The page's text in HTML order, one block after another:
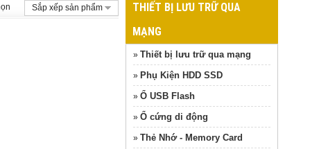
Sắp xếp sản phẩm
THIẾT BỊ LƯU TRỮ QUA
MẠNG
» Thiết bị lưu trữ qua mạng
» Phụ Kiện HDD SSD
» Ổ USB Flash
» Ổ cứng di động
» Thẻ Nhớ - Memory Card